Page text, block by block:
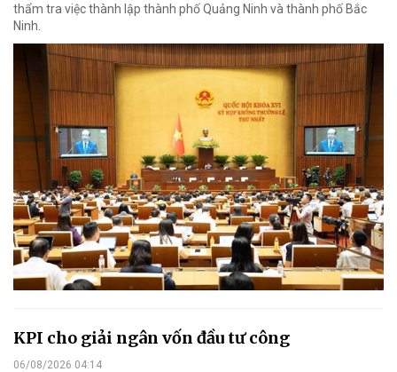
thẩm tra việc thành lập thành phố Quảng Ninh và thành phố Bắc
Ninh.
KPI cho giải ngân vốn đầu tư công
06/08/2026 04:14